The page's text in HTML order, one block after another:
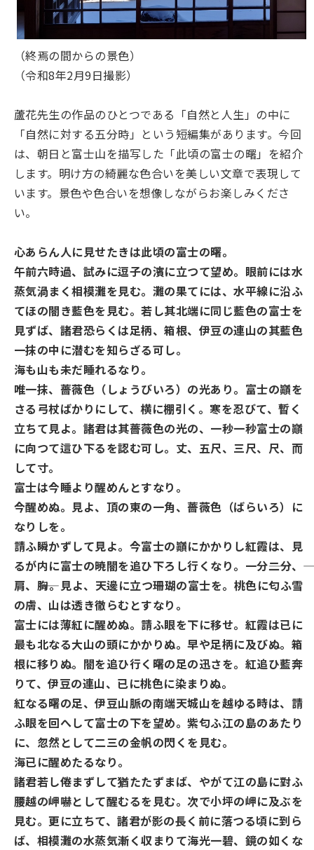
（終焉の間からの景色）
（令和8年2月9日撮影）
蘆花先生の作品のひとつである「自然と人生」の中に
「自然に対する五分時」という短編集があります。今回
は、朝日と富士山を描写した「此頃の富士の曙」を紹介
します。明け方の綺麗な色合いを美しい文章で表現して
います。景色や色合いを想像しながらお楽しみくださ
い。
心あらん人に見せたきは此頃の富士の曙。
午前六時過、試みに逗子の濱に立つて望め。眼前には水
蒸気渦まく相模灘を見む。灘の果てには、水平線に沿ふ
てほの闇き藍色を見む。若し其北端に同じ藍色の富士を
見ずば、諸君恐らくは足柄、箱根、伊豆の連山の其藍色
一抹の中に潜むを知らざる可し。
海も山も未だ睡れるなり。
唯一抹、薔薇色（しょうびいろ）の光あり。富士の巓を
さる弓杖ばかりにして、横に棚引く。寒を忍びて、暫く
立ちて見よ。諸君は其薔薇色の光の、一秒一秒富士の巓
に向つて這ひ下るを認む可し。丈、五尺、三尺、尺、而
して寸。
富士は今睡より醒めんとすなり。
今醒めぬ。見よ、頂の東の一角、薔薇色（ばらいろ）に
なりしを。
請ふ瞬かずして見よ。今富士の巓にかかりし紅霞は、見
るが内に富士の暁闇を追ひ下ろし行くなり。一分――二分、――
肩、――胸。見よ、天邊に立つ珊瑚の富士を。桃色に匂ふ雪
の膚、山は透き徹らむとすなり。
富士には薄紅に醒めぬ。請ふ眼を下に移せ。紅霞は已に
最も北なる大山の頭にかかりぬ。早や足柄に及びぬ。箱
根に移りぬ。闇を追ひ行く曙の足の迅さを。紅追ひ藍奔
りて、伊豆の連山、已に桃色に染まりぬ。
紅なる曙の足、伊豆山脈の南端天城山を越ゆる時は、請
ふ眼を回へして富士の下を望め。紫匂ふ江の島のあたり
に、忽然として二三の金帆の閃くを見む。
海已に醒めたるなり。
諸君若し倦まずして猶たたずまば、やがて江の島に對ふ
腰越の岬嚇として醒むるを見む。次で小坪の岬に及ぶを
見む。更に立ちて、諸君が影の長く前に落つる頃に到ら
ば、相模灘の水蒸気漸く収まりて海光一碧、鏡の如くな